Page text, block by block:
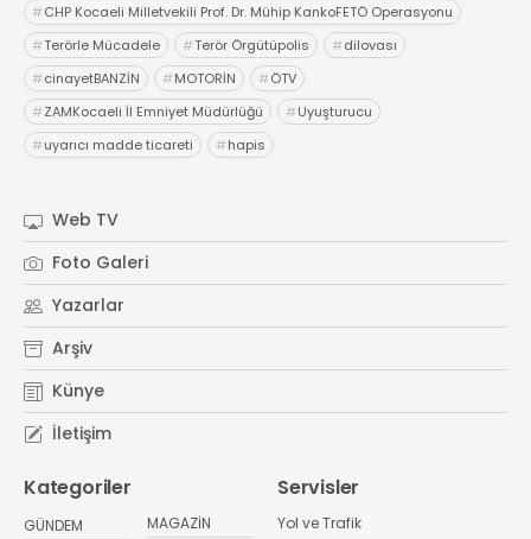
#CHP Kocaeli Milletvekili Prof. Dr. Mühip KankoFETÖ Operasyonu
#Terörle Mücadele #Terör Örgütüpolis #dilovası
#cinayetBANZİN #MOTORİN #ÖTV
#ZAMKocaeli İl Emniyet Müdürlüğü #Uyuşturucu
#uyarıcı madde ticareti #hapis
Web TV
Foto Galeri
Yazarlar
Arşiv
Künye
İletişim
Kategoriler
GÜNDEM
MAGAZİN
Servisler
Yol ve Trafik